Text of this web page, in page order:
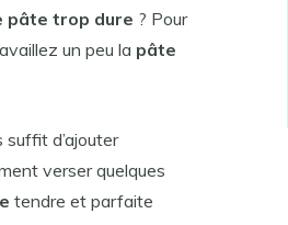
pâte trop dure ? Pour
un peu la pâte
suffit d’ajouter
verser quelques
tendre et parfaite